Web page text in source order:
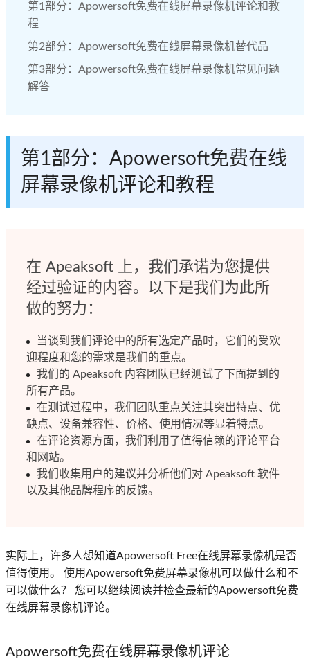
第1部分：Apowersoft免费在线屏幕录像机评论和教
程
第2部分：Apowersoft免费在线屏幕录像机替代品
第3部分：Apowersoft免费在线屏幕录像机常见问题
解答
第1部分：Apowersoft免费在线
屏幕录像机评论和教程
在 Apeaksoft 上，我们承诺为您提供
经过验证的内容。以下是我们为此所
做的努力：
当谈到我们评论中的所有选定产品时，它们的受欢
迎程度和您的需求是我们的重点。
我们的 Apeaksoft 内容团队已经测试了下面提到的
所有产品。
在测试过程中，我们团队重点关注其突出特点、优
缺点、设备兼容性、价格、使用情况等显着特点。
在评论资源方面，我们利用了值得信赖的评论平台
和网站。
我们收集用户的建议并分析他们对 Apeaksoft 软件
以及其他品牌程序的反馈。
实际上，许多人想知道Apowersoft Free在线屏幕录像机是否
值得使用。 使用Apowersoft免费屏幕录像机可以做什么和不
可以做什么？ 您可以继续阅读并检查最新的Apowersoft免费
在线屏幕录像机评论。
Apowersoft免费在线屏幕录像机评论